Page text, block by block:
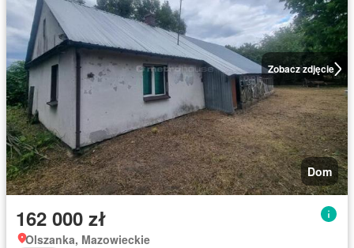
Zobacz zdjęcie
Dom
162 000 zł
Olszanka, Mazowieckie